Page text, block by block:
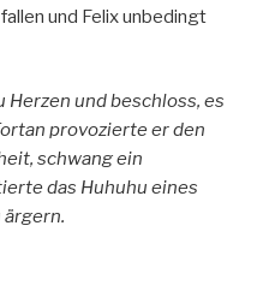
und Felix unbedingt
Herzen und beschloss, es
provozierte er den
schwang ein
das Huhuhu eines